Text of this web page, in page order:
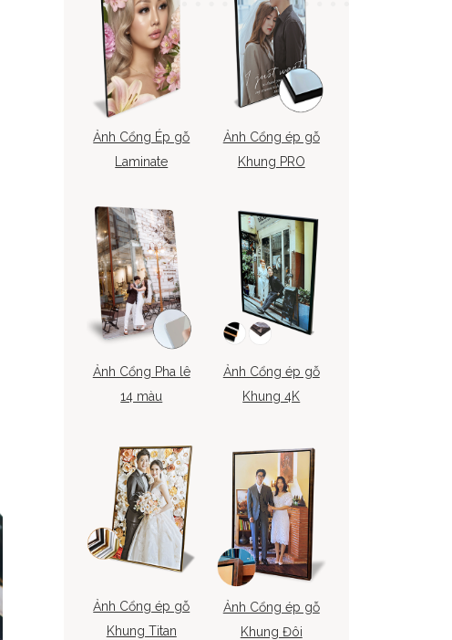
Ảnh Cổng Ép gỗ
Laminate
Ảnh Cổng ép gỗ
Khung PRO
Ảnh Cổng Pha lê
14 màu
Ảnh Cổng ép gỗ
Khung 4K
Ảnh Cổng ép gỗ
Khung Titan
Ảnh Cổng ép gỗ
Khung Đôi